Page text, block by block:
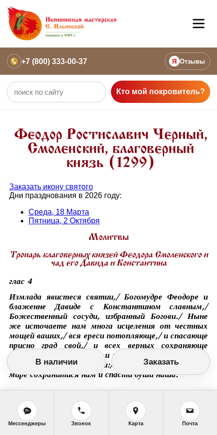
+7 (800) 333-00-37 Я Отзывы
Кто мой покровитель?
Феодор Ростиславич Черный,
Смоленский, благоверный
князь (1299)
Заказать икону святого
Дни празднования в 2026 году:
Среда, 18 Марта
Пятница, 2 Октября
Молитвы
Тропарь благоверных князей Феодора Смоленского и
чад его Давида и Константина
глас 4
Измлада явистеся святии,/ Богомудре Феодоре и
блаженне Давиде с Константином славным,/
Божественный сосуди, избранный Богови./ Ныне
же источаете нам многа исцеления от честных
мощей ваших,/ вся ереси потопляюще,/ и спасающе
присно град свой,/ и всех верных сохраняюще
невредимо/ от видимых и невидимых враг./ Темже
верою молим вас, святии:/ молите Христа Бога/ в
мире сохранитися нам и спасти души наша.
Святой и блаженный князь Феодор, по прозванию
Черный, был сыном Смоленского князя Ростислава
В наличии Заказать
Мессенджеры Звонок Карта Почта